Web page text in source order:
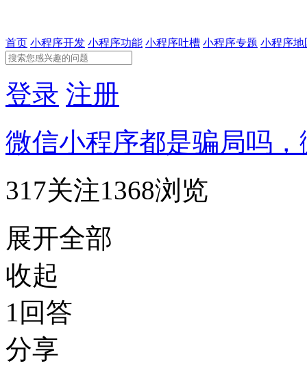
首页 小程序开发 小程序功能 小程序吐槽 小程序专题 小程序地
登录 注册
微信小程序都是骗局吗
317关注1368浏览
展开全部
收起
1回答
分享